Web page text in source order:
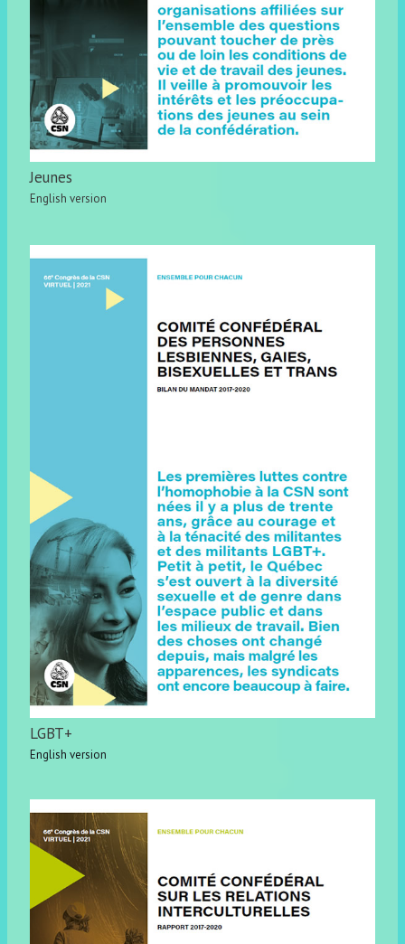
Jeunes
English version
LGBT+
English version